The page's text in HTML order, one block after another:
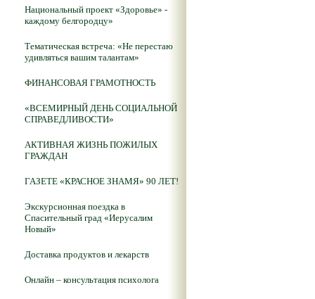
Национальный проект «Здоровье» -
каждому белгородцу»
Тематическая встреча: «Не перестаю
удивляться вашим талантам»
ФИНАНСОВАЯ ГРАМОТНОСТЬ
«ВСЕМИРНЫЙ ДЕНЬ СОЦИАЛЬНОЙ
СПРАВЕДЛИВОСТИ»
АКТИВНАЯ ЖИЗНЬ ПОЖИЛЫХ
ГРАЖДАН
ГАЗЕТЕ «КРАСНОЕ ЗНАМЯ» 90 ЛЕТ!
Экскурсионная поездка в
Спасительный град «Иерусалим
Новый»
Доставка продуктов и лекарств
Онлайн – консультация психолога